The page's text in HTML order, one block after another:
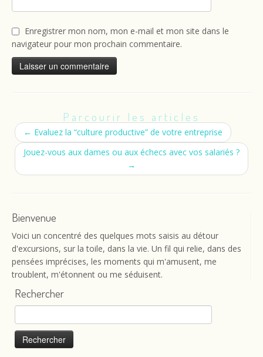
Enregistrer mon nom, mon e-mail et mon site dans le
navigateur pour mon prochain commentaire.
Parcourir les articles
← Evaluez la “culture productive” de votre entreprise
Jouez-vous aux dames ou aux échecs avec vos salariés ?
→
Bienvenue
Voici un concentré des quelques mots saisis au détour
d'excursions, sur la toile, dans la vie. Un fil qui relie, dans des
pensées imprécises, les moments qui m'amusent, me
troublent, m'étonnent ou me séduisent.
Rechercher
Rechercher :